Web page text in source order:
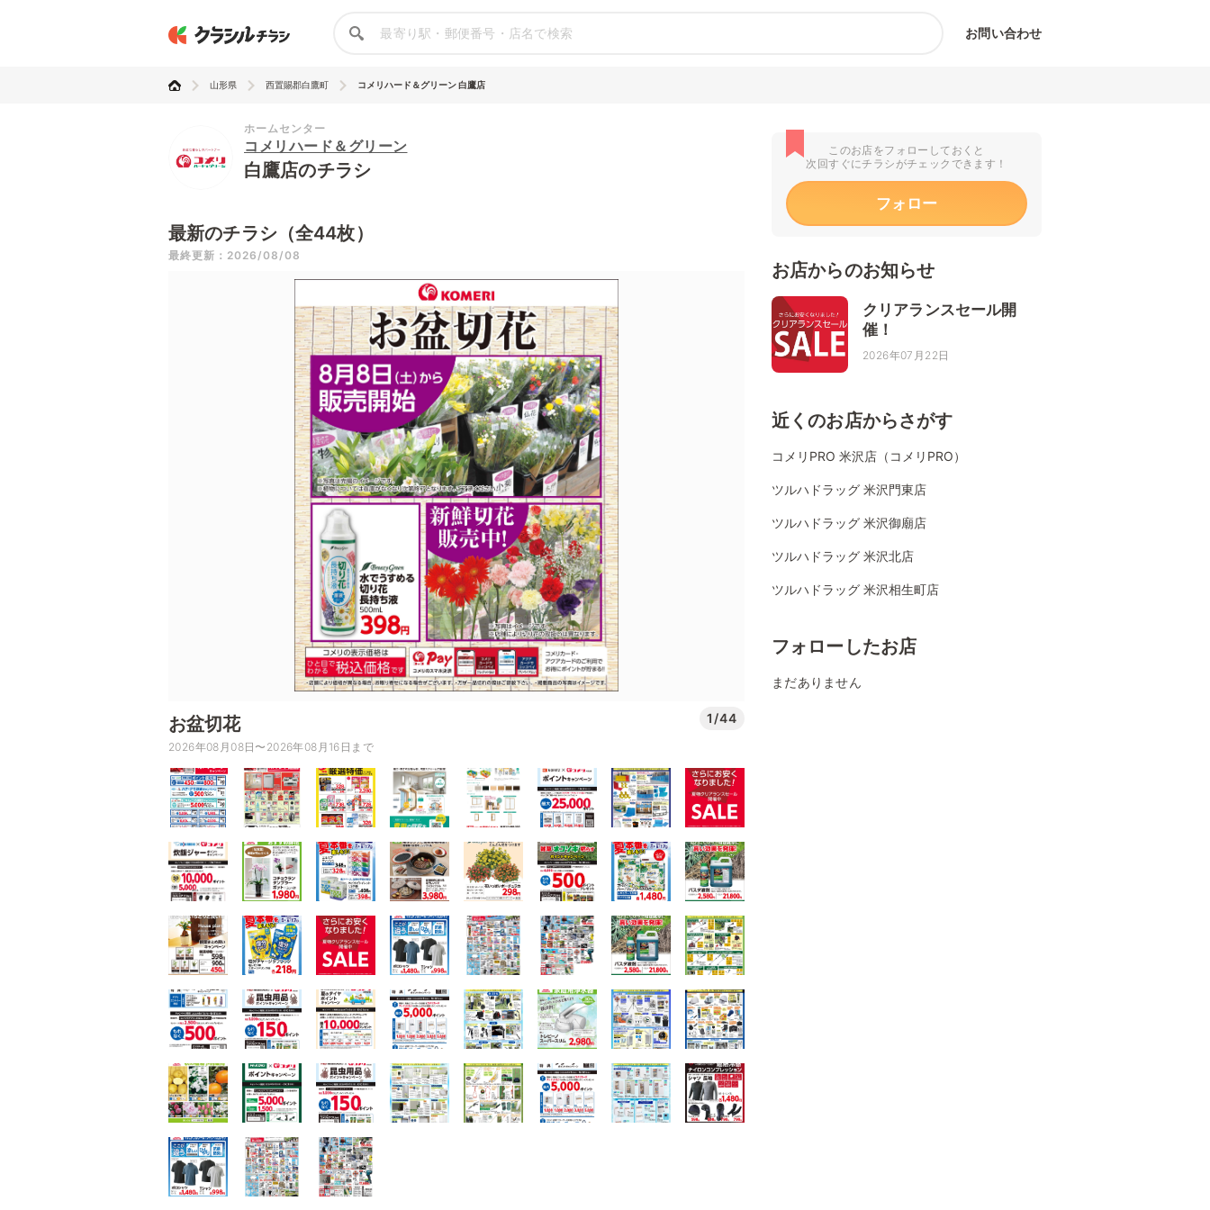
お問い合わせ
山形県 西置賜郡白鷹町 コメリハード＆グリーン 白鷹店
ホームセンター
コメリハード＆グリーン
白鷹店のチラシ
最新のチラシ（全44枚）
最終更新：2026/08/08
お盆切花 1/44
2026年08月08日〜2026年08月16日まで
このお店をフォローしておくと
次回すぐにチラシがチェックできます！
フォロー
お店からのお知らせ
クリアランスセール開
催！
2026年07月22日
近くのお店からさがす
コメリPRO 米沢店（コメリPRO）
ツルハドラッグ 米沢門東店
ツルハドラッグ 米沢御廟店
ツルハドラッグ 米沢北店
ツルハドラッグ 米沢相生町店
フォローしたお店
まだありません